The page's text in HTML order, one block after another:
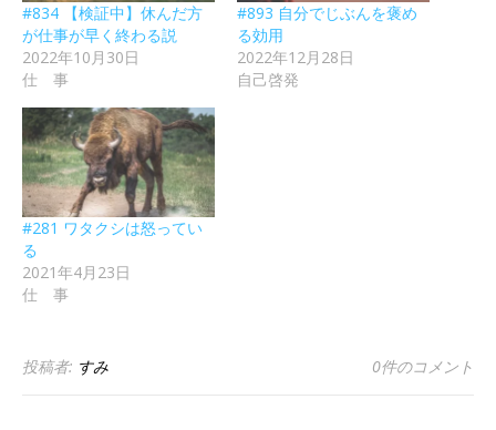
#834 【検証中】休んだ方
が仕事が早く終わる説
2022年10月30日
仕 事
#893 自分でじぶんを褒め
る効用
2022年12月28日
自己啓発
#281 ワタクシは怒ってい
る
2021年4月23日
仕 事
投稿者: すみ 0件のコメント